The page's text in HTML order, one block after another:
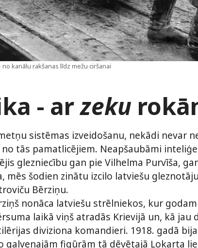
kanālu rakšanas līdz mežu ciršanai
- arzeku
sistēmas izveidošanu, nekādi nevar
tās pamatlicējiem. Neapšaubāmi
glezniecību gan pie Vilhelma Purvīša,
mēs šodien zinātu izcilo latviešu
Bērziņu.
nonāca latviešu strēlniekos, kur
laikā viņš atradās Krievijā un, kā
diviziona komandieri. 1918. gadā
galvenajām figūrām tā dēvētajā Lokarta